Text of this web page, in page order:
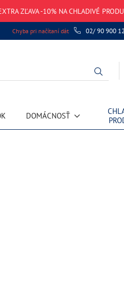
ZĽAVA -10% NA CHLADIVÉ
Chyba pri načítaní dát 02/ 90 900
DOMÁCNOSŤ